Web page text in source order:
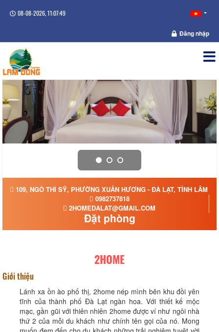
08-08-2026, 11:07:49
Đăng nhập
109, NGÔ THÌ SỸ, PHƯỜNG XUÂN HƯƠNG - ĐÀ LẠT, TỈNH LÂM
0982737818
2HOMEDALAT@GMAIL.COM
Đặt phòng
2HOME
Giới thiệu
Lánh xa ồn ào phố thị, 2home nép mình bên khu đồi yên
tĩnh của thành phố Đà Lạt ngàn hoa. Với thiết kế mộc
mạc, gần gũi với thiên nhiên 2home được ví như ngôi nhà
thứ 2 của mỗi du khách như chính tên gọi của nó. Mong